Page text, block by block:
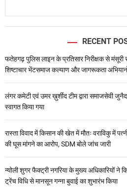
RECENT
फतेहगढ़ पुलिस लाइन के प्रतिसार निरीक्षक से मंसूरी
शिष्टाचार भेंटसमाज कल्याण और जागरूकता
लंगर कमेटी एवं उमर ख़ुर्शीद टीम द्वारा समाजसेवी
स्वागत किया गया
रास्ता विवाद में किसान की खेत में मौतः वराविकु में
की घूस मांगने का आरोप, SDM बोले जांच जारी
न्योली शुगर फैक्ट्री नगरिया के मुख्य अधिकारियों ने
ट्रेंच विधि से मानसून गन्ना बुवाई का शुभारंभ किया